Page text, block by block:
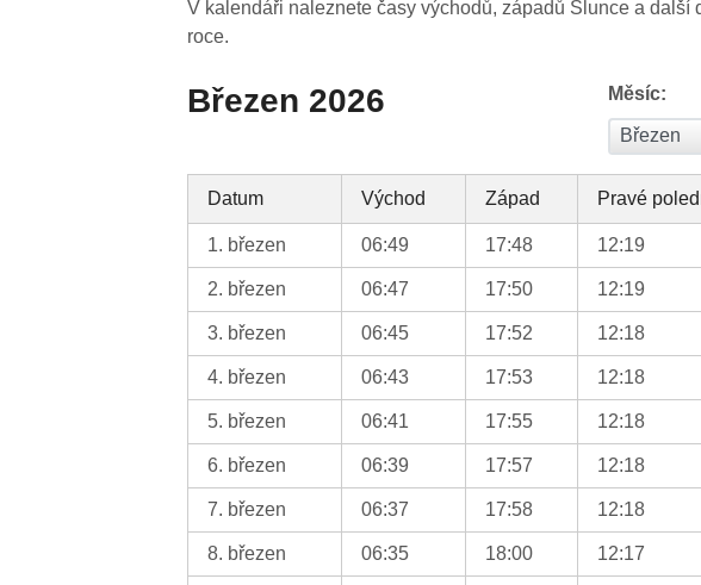
V kalendáři naleznete časy východů, západů Slunce a další
roce.
Březen 2026 Měsíc:
Datum Východ Západ Pravé
1. březen 06:49 17:48 12:19
2. březen 06:47 17:50 12:19
3. březen 06:45 17:52 12:18
4. březen 06:43 17:53 12:18
5. březen 06:41 17:55 12:18
6. březen 06:39 17:57 12:18
7. březen 06:37 17:58 12:18
8. březen 06:35 18:00 12:17